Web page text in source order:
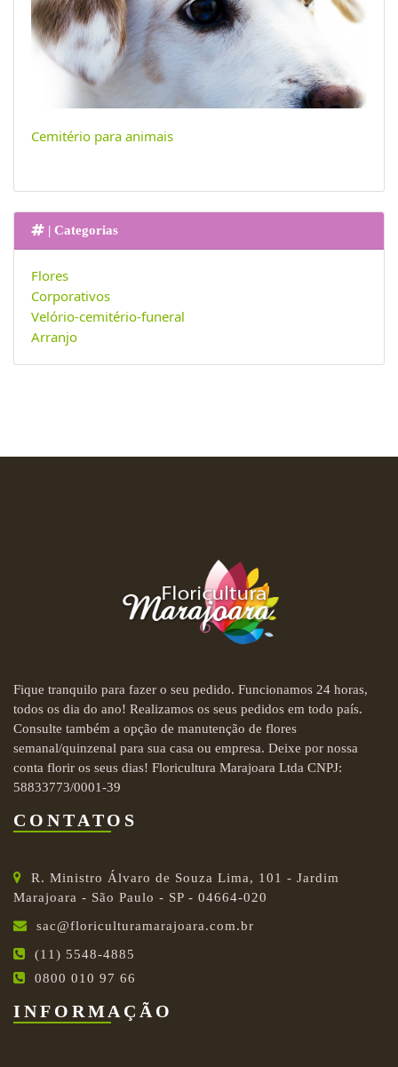
Cemitério para animais
| Categorias
Flores
Corporativos
Velório-cemitério-funeral
Arranjo
Fique tranquilo para fazer o seu pedido. Funcionamos 24 horas,
todos os dia do ano! Realizamos os seus pedidos em todo país.
Consulte também a opção de manutenção de flores
semanal/quinzenal para sua casa ou empresa. Deixe por nossa
conta florir os seus dias! Floricultura Marajoara Ltda CNPJ:
58833773/0001-39
CONTATOS
R. Ministro Álvaro de Souza Lima, 101 - Jardim
Marajoara - São Paulo - SP - 04664-020
sac@floriculturamarajoara.com.br
(11) 5548-4885
0800 010 97 66
INFORMAÇÃO